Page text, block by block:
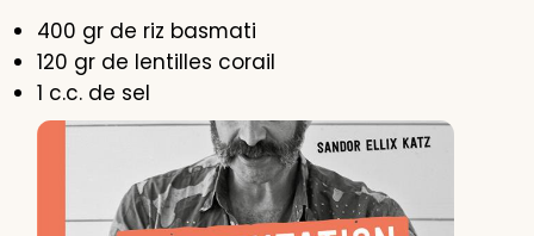
400 gr de riz basmati
120 gr de lentilles corail
1 c.c. de sel